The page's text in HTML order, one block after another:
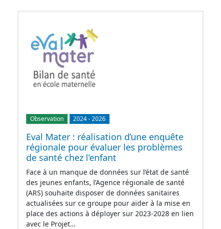
Observation 2024-2026
Eval Mater : réalisation d’une enquête
régionale pour évaluer les problèmes
de santé chez l’enfant
Face à un manque de données sur l’état de santé
des jeunes enfants, l’Agence régionale de santé
(ARS) souhaite disposer de données sanitaires
actualisées sur ce groupe pour aider à la mise en
place des actions à déployer sur 2023-2028 en lien
avec le Projet…